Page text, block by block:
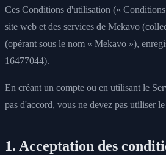
Ces Conditions d'utilisation («
site web et des services de Mekavo
(opérant sous le nom « Mekavo »),
16477044).
En créant un compte ou en utilisant le
pas d'accord, vous ne devez pas utiliser
1. Acceptation des